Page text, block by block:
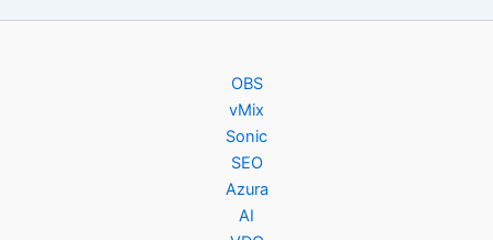
OBS
vMix
Sonic
SEO
Azura
AI